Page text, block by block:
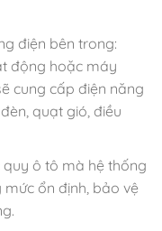
điện bên trong:
động hoặc máy
cung cấp điện năng
quạt gió, điều
quy ô tô mà hệ thống
ổn định, bảo vệ